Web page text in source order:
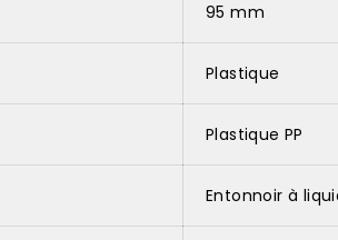
95 mm
Plastique
Plastique PP
Entonnoir à